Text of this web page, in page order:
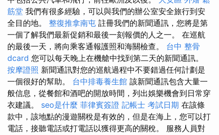
筋堂 我們有很多經驗，可以與我們的辦公室安全旅行到安
全目的地。 整復推拿南屯 註冊我們的新聞通訊，您將是第
一個了解我們最新促銷和最後一刻報價的人之一。 在巡航
的最後一天，將向乘客通報護照和海關檢查。 台中 整骨
dcard 您可以每天晚上在機艙中找到第二天的新聞通訊。
按摩證照 新聞通訊對您的巡航過程中不要錯過任何計劃是
一個很好的幫助。 台中排毒養生館 該新聞通訊包含大量一
般信息，從餐館和酒吧的開放時間，列出娛樂機會到日常穿
衣建議。 seo是什麼 菲律賓簽證 記帳士 考試日期 在該條
款中，該地點的漫遊關稅是有效的，但是在海上，您可以打
電話，接聽電話或打電話以獲得更高的關稅。 服務人員對